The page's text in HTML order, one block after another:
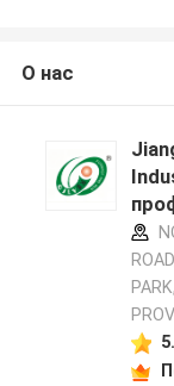
О нас